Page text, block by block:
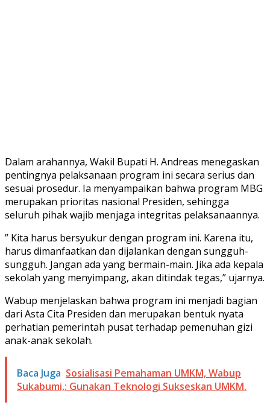
Dalam arahannya, Wakil Bupati H. Andreas menegaskan
pentingnya pelaksanaan program ini secara serius dan
sesuai prosedur. Ia menyampaikan bahwa program MBG
merupakan prioritas nasional Presiden, sehingga
seluruh pihak wajib menjaga integritas pelaksanaannya.
” Kita harus bersyukur dengan program ini. Karena itu,
harus dimanfaatkan dan dijalankan dengan sungguh-
sungguh. Jangan ada yang bermain-main. Jika ada kepala
sekolah yang menyimpang, akan ditindak tegas,” ujarnya.
Wabup menjelaskan bahwa program ini menjadi bagian
dari Asta Cita Presiden dan merupakan bentuk nyata
perhatian pemerintah pusat terhadap pemenuhan gizi
anak-anak sekolah.
Baca Juga Sosialisasi Pemahaman UMKM, Wabup
Sukabumi,: Gunakan Teknologi Sukseskan UMKM.